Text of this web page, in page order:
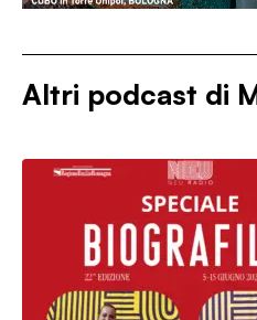
Altri podcast di